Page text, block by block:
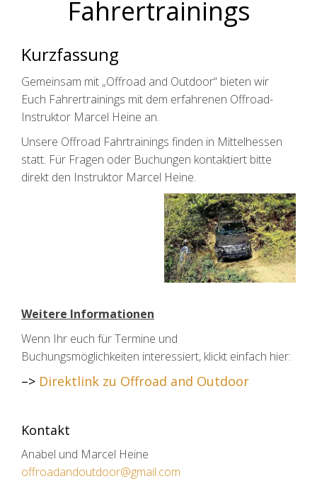
Fahrertrainings
Kurzfassung
Gemeinsam mit „Offroad and Outdoor“ bieten wir
Euch Fahrertrainings mit dem erfahrenen Offroad-
Instruktor Marcel Heine an.
Unsere Offroad Fahrtrainings finden in Mittelhessen
statt. Für Fragen oder Buchungen kontaktiert bitte
direkt den Instruktor Marcel Heine.
Weitere Informationen
Wenn Ihr euch für Termine und
Buchungsmöglichkeiten interessiert, klickt einfach hier:
–> Direktlink zu Offroad and Outdoor
Kontakt
Anabel und Marcel Heine
offroadandoutdoor@gmail.com